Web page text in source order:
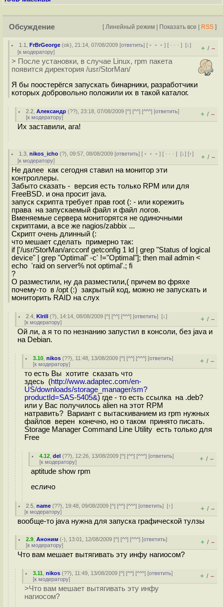
Обсуждение [ Линейный режим | Показать все | RSS ]
1.1 ,FrBrGeorge (ok), 21:14, 07/08/2009 [ответить] [ ﹢﹢﹢] [ · · ·][↓]
[к модератору] + / –
> После установки, в случае Linux, rpm пакета
появится директория /usr/StorMan/
Я бы поостерёгся запускать бинарники, разработчики
которых добровольно положили их в такой каталог.
2.2 ,Александр (??), 23:18, 07/08/2009 [^] [^^] [^^^] [ответить]
[к модератору] + / –
Их заставили, ага!
1.3 ,nikos_icho (?), 09:57, 08/08/2009 [ответить] [ ﹢﹢﹢] [ · · ·][↓] [↑]
[к модератору] + / –
Не далее как сегодня ставил на монитор эти
контроллеры.
Забыто сказать - версия есть только RPM или для
FreeBSD. и она просит java.
запуск скрипта требует прав root (: - или корежить
права на запускаемый файл и файл логов.
Вменяемые сервера мониторятся не одиночными
скриптами, а все же nagios/zabbix ...
Скрипт очень длинный (:
что мешает сделать примерно так:
if ['/usr/StorMan/arcconf getconfig 1 ld | grep "Status of logical
device" | grep "Optimal" -c' !="Optimal"]; then mail admin <
echo 'raid on server% not optimal'.; fi
?
О разместили, ну да разместили,( причем во фряхе
почему-то в /opt (:) закрытый код, можно не запускать и
мониторить RAID на слух
2.4 ,KIrill (?), 14:14, 08/08/2009 [^] [^^] [^^^] [ответить][↓]
[к модератору] + / –
Ой ли, а я то по незнанию запустил в консоли, без java и
на Debian.
3.10 ,nikos (??), 11:48, 13/08/2009 [^] [^^] [^^^] [ответить]
[к модератору] + / –
то есть Вы хотите сказать что
здесь (http://www.adaptec.com/en-
US/downloads/storage_manager/sm?
productId=SAS-5405&) где - то есть ссылка на .deb?
или у Вас получилось alien на этот RPM
натравить? Вариант с вытаскиванием из rpm нужных
файлов верен конечно, но о таком принято писать.
Storage Manager Command Line Utility есть только для
Free
4.12 ,del (??), 12:26, 13/08/2009 [^] [^^] [^^^] [ответить]
[к модератору] + / –
aptitude show rpm
есличо
2.5 ,name (??), 19:48, 09/08/2009 [^] [^^] [^^^] [ответить][↑]
[к модератору] + / –
вообще-то java нужна для запуска графической тулзы
2.9 ,Аноним (-), 13:01, 12/08/2009 [^] [^^] [^^^] [ответить]
[к модератору] + / –
Что вам мешает вытягивать эту инфу нагиосом?
3.11 ,nikos (??), 11:49, 13/08/2009 [^] [^^] [^^^] [ответить]
[к модератору] + / –
>Что вам мешает вытягивать эту инфу
нагиосом?